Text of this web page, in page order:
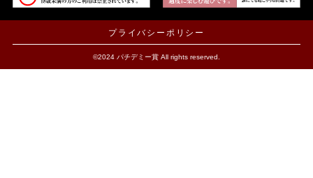
プライバシーポリシー
©2024 パチデミー賞 All rights reserved.